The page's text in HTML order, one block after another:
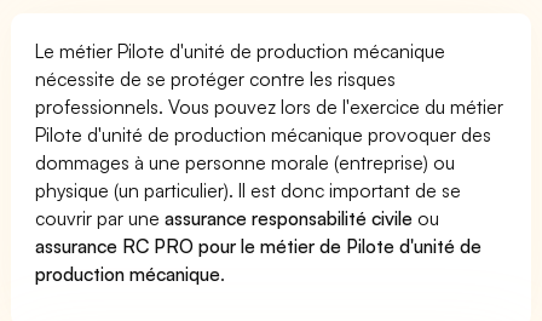
Le métier Pilote d'unité de production mécanique
nécessite de se protéger contre les risques
professionnels. Vous pouvez lors de l'exercice du métier
Pilote d'unité de production mécanique provoquer des
dommages à une personne morale (entreprise) ou
physique (un particulier). Il est donc important de se
couvrir par uneassurance responsabilité civile ou
assurance RC PRO pour le métier de Pilote d'unité de
production mécanique.